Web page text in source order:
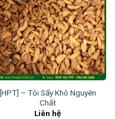
[HPT] – Tỏi Sấy Khô Nguyên
Chất
Liên hệ